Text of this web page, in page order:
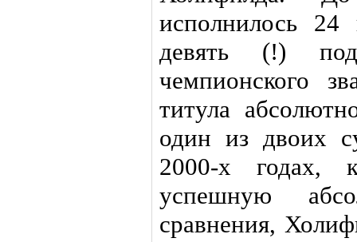
исполнилось
девять (!)
чемпионского
титула
один из двоих
2000-х годах,
успешную
сравнения,